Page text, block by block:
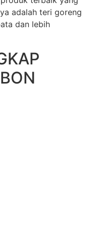
adalah teri goreng
dan lebih